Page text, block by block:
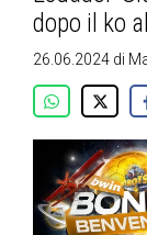
dopo il ko
26.06.2024 di